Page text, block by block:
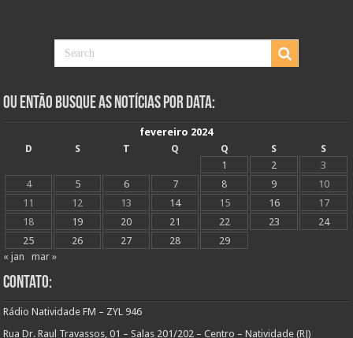
Ou Então Busque as Notícias Por Data:
fevereiro 2024
D
S T Q Q S
S
1
2
3
4
5 6 7 8 9
10
11
12 13 14 15 16
17
18
19 20 21 22 23
24
25
26 27 28
29
« jan
mar »
Contato:
Rádio Natividade FM – ZYL 946
Rua Dr. Raul Travassos, 01 – Salas 201/202 – Centro – Natividade (RJ)